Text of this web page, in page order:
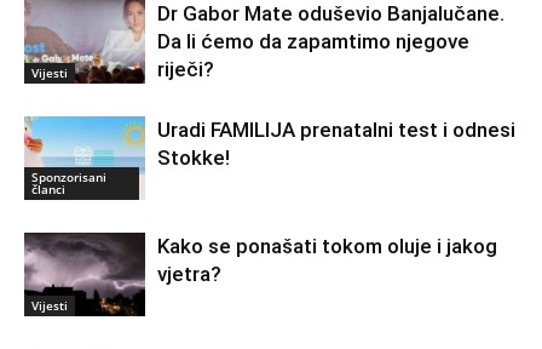
Vijesti
Dr Gabor Mate oduševio Banjalučane.
Da li ćemo da zapamtimo njegove
riječi?
Sponzorisani
članci
Uradi FAMILIJA prenatalni test i odnesi
Stokke!
Vijesti
Kako se ponašati tokom oluje i jakog
vjetra?